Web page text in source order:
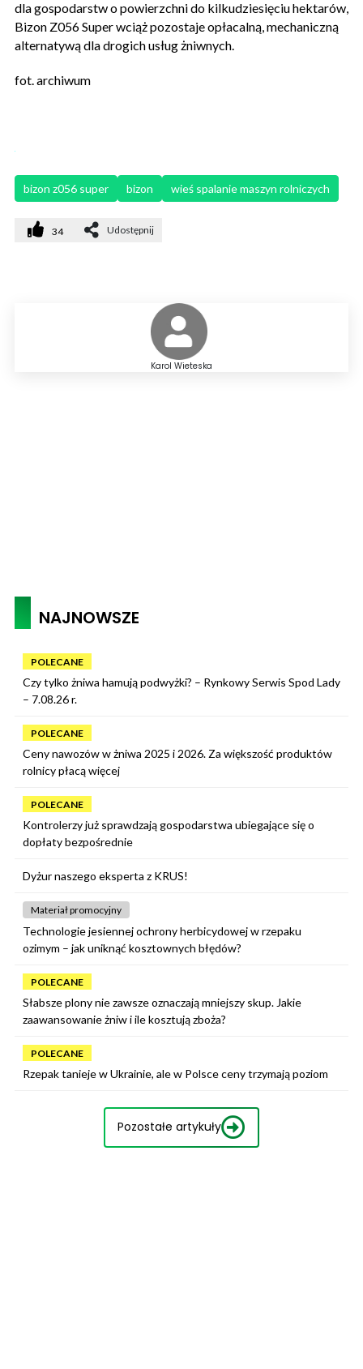
dla gospodarstw o powierzchni do kilkudziesięciu hektarów,
Bizon Z056 Super wciąż pozostaje opłacalną, mechaniczną
alternatywą dla drogich usług żniwnych.
fot. archiwum
bizon z056 super bizon wieś spalanie maszyn rolniczych
34 Udostępnij
Karol Wieteska
NAJNOWSZE
POLECANE
Czy tylko żniwa hamują podwyżki? – Rynkowy Serwis Spod Lady
– 7.08.26 r.
POLECANE
Ceny nawozów w żniwa 2025 i 2026. Za większość produktów
rolnicy płacą więcej
POLECANE
Kontrolerzy już sprawdzają gospodarstwa ubiegające się o
dopłaty bezpośrednie
Dyżur naszego eksperta z KRUS!
Materiał promocyjny
Technologie jesiennej ochrony herbicydowej w rzepaku
ozimym – jak uniknąć kosztownych błędów?
POLECANE
Słabsze plony nie zawsze oznaczają mniejszy skup. Jakie
zaawansowanie żniw i ile kosztują zboża?
POLECANE
Rzepak tanieje w Ukrainie, ale w Polsce ceny trzymają poziom
Pozostałe artykuły